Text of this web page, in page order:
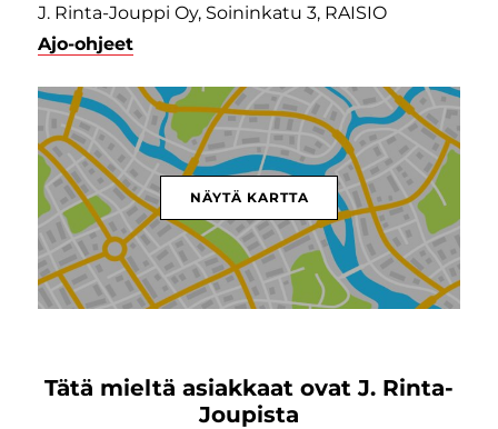
J. Rinta-Jouppi Oy, Soininkatu 3, RAISIO
Ajo-ohjeet
NÄYTÄ KARTTA
Tätä mieltä asiakkaat ovat J. Rinta-
Joupista